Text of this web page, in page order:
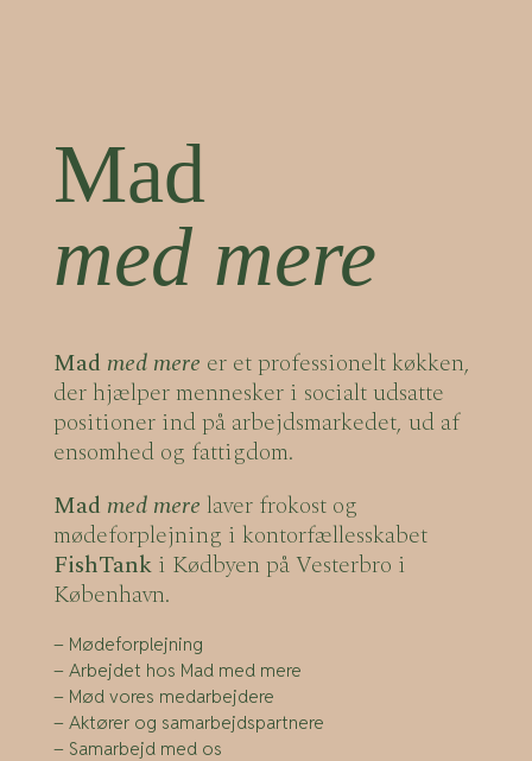
Mad
med mere
Mad med mere er et professionelt køkken,
der hjælper mennesker i socialt udsatte
positioner ind på arbejdsmarkedet, ud af
ensomhed og fattigdom.
Mad med mere laver frokost og
mødeforplejning i kontorfællesskabet
FishTank i Kødbyen på Vesterbro i
København.
– Mødeforplejning
– Arbejdet hos Mad med mere
– Mød vores medarbejdere
– Aktører og samarbejdspartnere
– Samarbejd med os